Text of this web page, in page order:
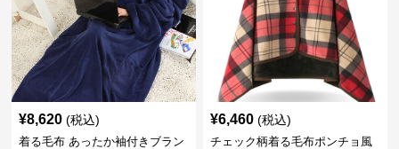
¥8,620 (税込)
着る毛布 あったか袖付きブラン
¥6,460 (税込)
チェック柄着る毛布ポンチョ風